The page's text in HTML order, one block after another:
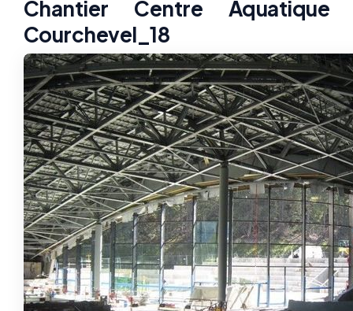
Chantier Centre Aquatique
Courchevel_18